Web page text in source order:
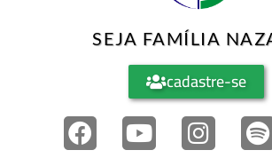
SEJA FAMÍLIA
cadastre-se